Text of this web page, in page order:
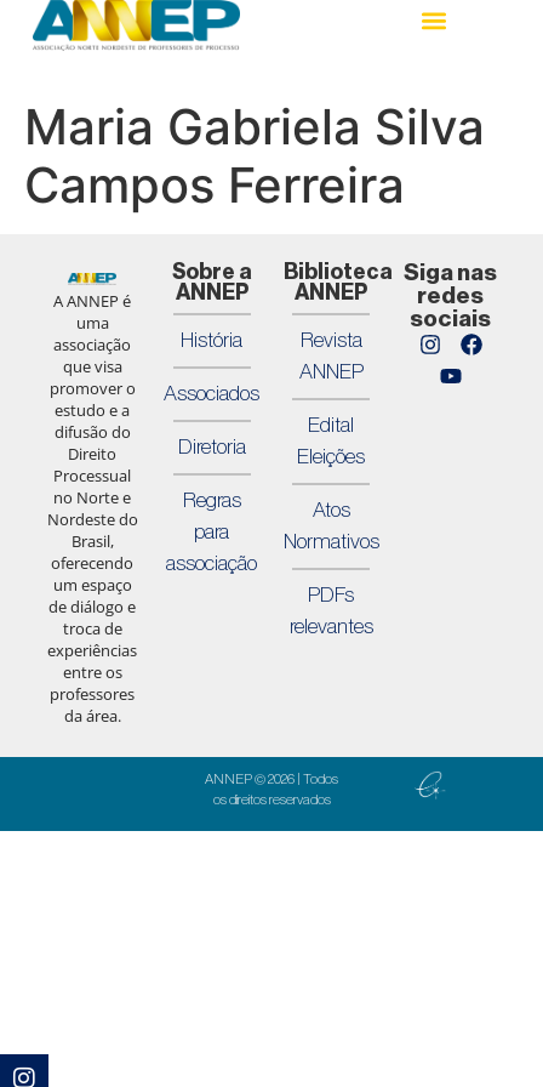
Maria Gabriela Silva
Campos Ferreira
A ANNEP é
uma
associação
que visa
promover o
estudo e a
difusão do
Direito
Processual
no Norte e
Nordeste do
Brasil,
oferecendo
um espaço
de diálogo e
troca de
experiências
entre os
professores
da área.
Sobre a
ANNEP
História
Associados
Diretoria
Regras
para
associação
Biblioteca
ANNEP
Revista
ANNEP
Edital
Eleições
Atos
Normativos
PDFs
relevantes
Siga nas
redes
sociais
ANNEP © 2026 | Todos
os direitos reservados